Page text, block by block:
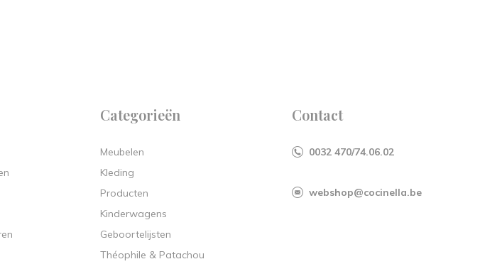
Categorieën
Meubelen
Kleding
Producten
Kinderwagens
Geboortelijsten
Théophile & Patachou
Contact
0032 470/74.06.02
webshop@cocinella.be